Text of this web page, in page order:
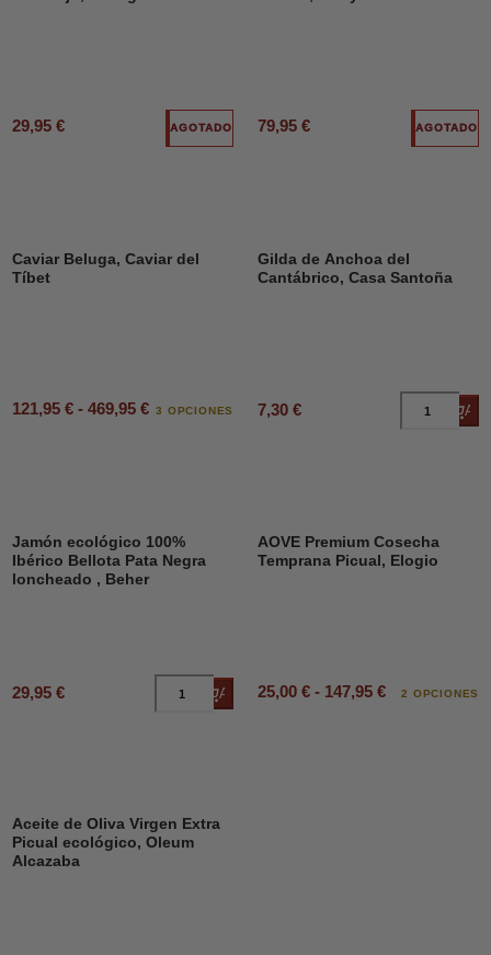
29,95 € AGOTADO 79,95 € AGOTADO
Caviar Beluga, Caviar del
Tíbet
121,95 € - 469,95 € 3 OPCIONES
Gilda de Anchoa del
Cantábrico, Casa Santoña
7,30 €
Jamón ecológico 100%
Ibérico Bellota Pata Negra
loncheado , Beher
29,95 € Añadir al carrito
AOVE Premium Cosecha
Temprana Picual, Elogio
25,00 € - 147,95 € 2 OPCIONES
Aceite de Oliva Virgen Extra
Picual ecológico, Oleum
Alcazaba